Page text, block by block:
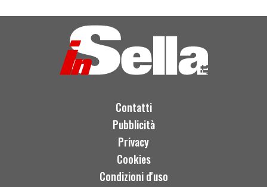
Contatti
Pubblicità
Privacy
Cookies
Condizioni d'uso